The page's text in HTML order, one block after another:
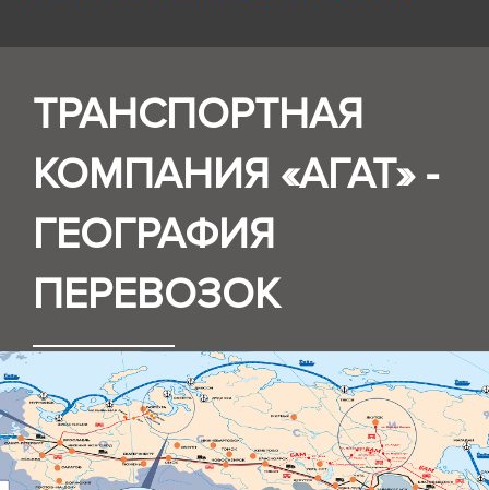
ТРАНСПОРТНАЯ
КОМПАНИЯ «АГАТ» -
ГЕОГРАФИЯ
ПЕРЕВОЗОК